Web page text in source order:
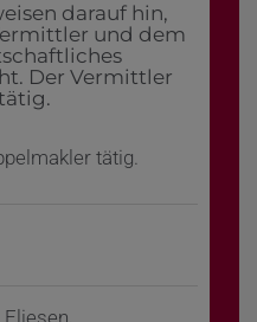
darauf hin,
und dem
Der Vermittler
tätig.